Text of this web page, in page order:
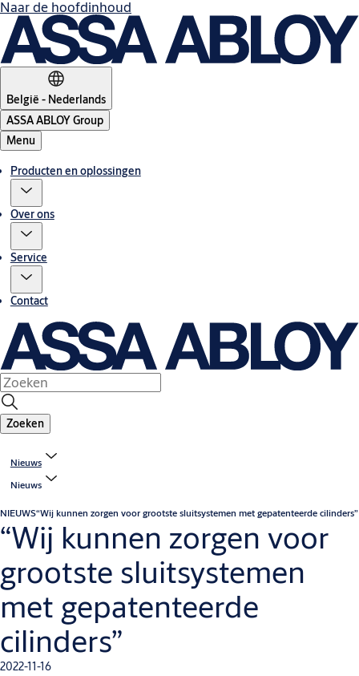
Naar de hoofdinhoud
België - Nederlands
ASSA ABLOY Group
Menu
Producten en oplossingen
Over ons
Service
Contact
Zoeken
Nieuws
Nieuws
NIEUWS“Wij kunnen zorgen voor grootste sluitsystemen met gepatenteerde cilinders”
“Wij kunnen zorgen voor
grootste sluitsystemen
met gepatenteerde
cilinders”
2022-11-16